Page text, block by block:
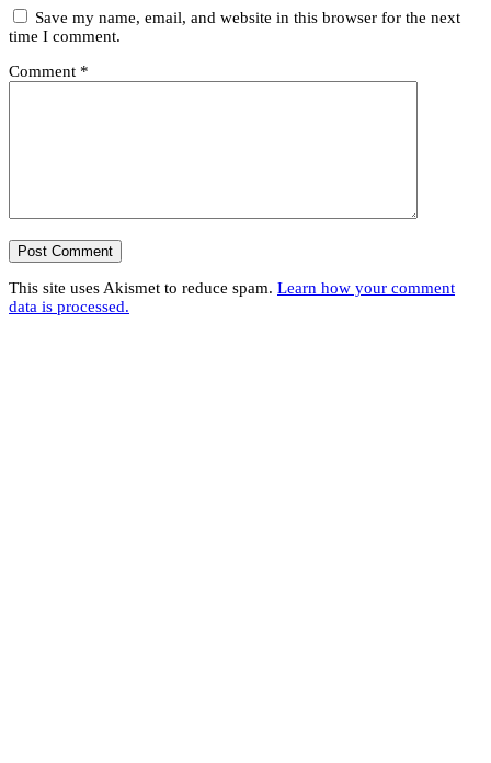
Save my name, email, and website in this browser for the next
time I comment.
Comment *
This site uses Akismet to reduce spam. Learn how your comment
data is processed.